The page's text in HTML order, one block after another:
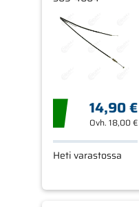
LIBERTY, NRG
EXTREME, NRG
MC3, ZIP 2-T
14,90 €
Ovh. 18,00 €
Heti varastossa